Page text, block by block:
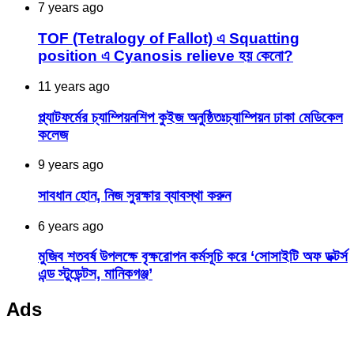
7 years ago
TOF (Tetralogy of Fallot) এ Squatting
position এ Cyanosis relieve হয় কেনো?
11 years ago
প্ল্যাটফর্মের চ্যাম্পিয়নশিপ কুইজ অনুষ্ঠিতঃচ্যাম্পিয়ন ঢাকা মেডিকেল
কলেজ
9 years ago
সাবধান হোন, নিজ সুরক্ষার ব্যাবস্থা করুন
6 years ago
মুজিব শতবর্ষ উপলক্ষে বৃক্ষরোপন কর্মসূচি করে ‘সোসাইটি অফ ডক্টর্স
এন্ড স্টুডেন্টস, মানিকগঞ্জ’
Ads